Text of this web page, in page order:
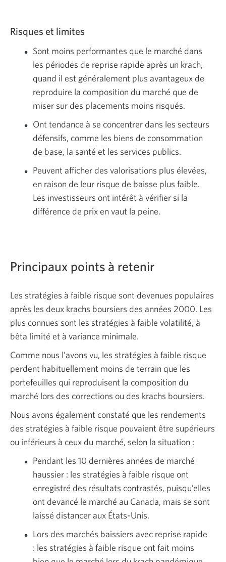
Risques et limites
Sont moins performantes que le marché dans
les périodes de reprise rapide après un krach,
quand il est généralement plus avantageux de
reproduire la composition du marché que de
miser sur des placements moins risqués.
Ont tendance à se concentrer dans les secteurs
défensifs, comme les biens de consommation
de base, la santé et les services publics.
Peuvent afficher des valorisations plus élevées,
en raison de leur risque de baisse plus faible.
Les investisseurs ont intérêt à vérifier si la
différence de prix en vaut la peine.
Principaux points à retenir
Les stratégies à faible risque sont devenues populaires
après les deux krachs boursiers des années 2000. Les
plus connues sont les stratégies à faible volatilité, à
bêta limité et à variance minimale.
Comme nous l’avons vu, les stratégies à faible risque
perdent habituellement moins de terrain que les
portefeuilles qui reproduisent la composition du
marché lors des corrections ou des krachs boursiers.
Nous avons également constaté que les rendements
des stratégies à faible risque pouvaient être supérieurs
ou inférieurs à ceux du marché, selon la situation :
Pendant les 10 dernières années de marché
haussier : les stratégies à faible risque ont
enregistré des résultats contrastés, puisqu’elles
ont devancé le marché au Canada, mais se sont
laissé distancer aux États-Unis.
Lors des marchés baissiers avec reprise rapide
: les stratégies à faible risque ont fait moins